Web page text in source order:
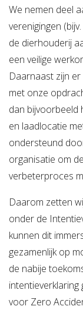
We nemen deel
verenigingen
de dierhouderij
een veilige
Daarnaast zijn
met onze
dan bijvoorbeeld
en laadlocatie
ondersteund
organisatie om
verbeterproces
Daarom zetten
onder de
kunnen dit
gezamenlijk op
de nabije
voor Zero